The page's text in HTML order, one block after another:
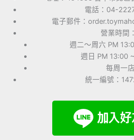
電話：04-
電子郵件：
營業時間：
週二～周六 PM
週日 PM 13:00
每周一
統一編號：